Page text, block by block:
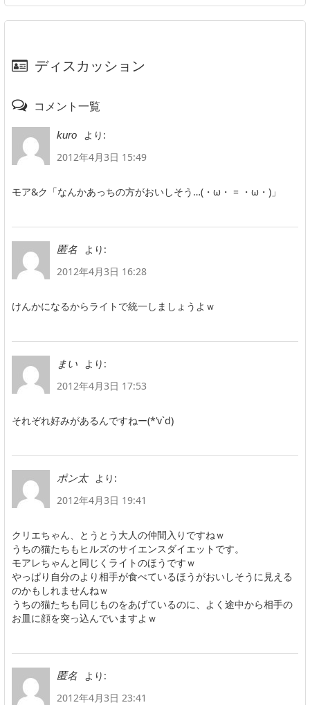
ディスカッション
コメント一覧
kuro
より:
2012年4月3日 15:49
モア&ク「なんかあっちの方がおいしそう…(・ω・ = ・ω・)」
匿名
より:
2012年4月3日 16:28
けんかになるからライトで統一しましょうよｗ
まい
より:
2012年4月3日 17:53
それぞれ好みがあるんですねー(*’v`d)
ポン太
より:
2012年4月3日 19:41
クリエちゃん、とうとう大人の仲間入りですねｗ
うちの猫たちもヒルズのサイエンスダイエットです。
モアレちゃんと同じくライトのほうですｗ
やっぱり自分のより相手が食べているほうがおいしそうに見える
のかもしれませんねｗ
うちの猫たちも同じものをあげているのに、よく途中から相手の
お皿に顔を突っ込んでいますよｗ
匿名
より:
2012年4月3日 23:41